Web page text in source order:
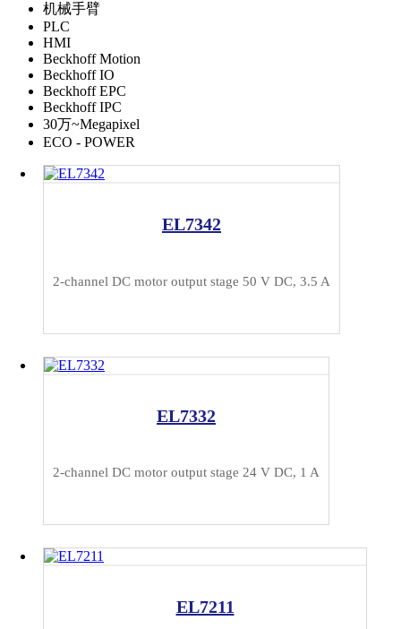
机械手臂
PLC
HMI
Beckhoff Motion
Beckhoff IO
Beckhoff EPC
Beckhoff IPC
30万~Megapixel
ECO - POWER
EL7342
2-channel DC motor output stage 50 V DC, 3.5 A
EL7332
2-channel DC motor output stage 24 V DC, 1 A
EL7211